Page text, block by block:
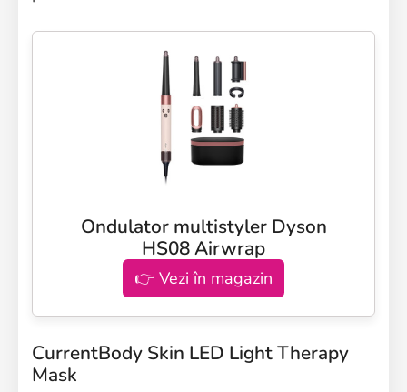
Ondulator multistyler Dyson
HS08 Airwrap
👉 Vezi în magazin
CurrentBody Skin LED Light Therapy
Mask